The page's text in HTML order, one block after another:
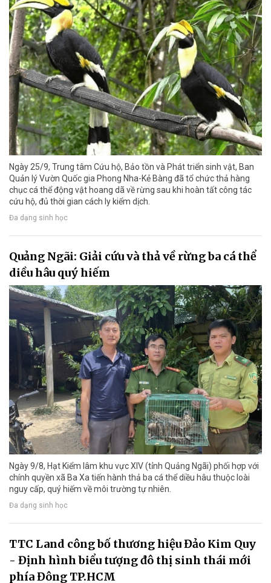
Ngày 25/9, Trung tâm Cứu hộ, Bảo tồn và Phát triển sinh vật, Ban
Quản lý Vườn Quốc gia Phong Nha-Kẻ Bàng đã tổ chức thả hàng
chục cá thể động vật hoang dã về rừng sau khi hoàn tất công tác
cứu hộ, đủ thời gian cách ly kiểm dịch.
Đa dạng sinh học
Quảng Ngãi: Giải cứu và thả về rừng ba cá thể
diều hâu quý hiếm
Ngày 9/8, Hạt Kiểm lâm khu vực XIV (tỉnh Quảng Ngãi) phối hợp với
chính quyền xã Ba Xa tiến hành thả ba cá thể diều hâu thuộc loài
nguy cấp, quý hiếm về môi trường tự nhiên.
Đa dạng sinh học
TTC Land công bố thương hiệu Đảo Kim Quy
- Định hình biểu tượng đô thị sinh thái mới
phía Đông TP.HCM